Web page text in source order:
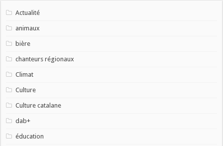
Actualité
animaux
bière
chanteurs régionaux
Climat
Culture
Culture catalane
dab+
éducation